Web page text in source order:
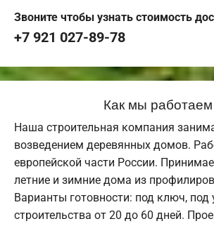
Звоните чтобы узнать стоимость
+7 921 027-89-78
Как мы работаем
Наша строительная компания
возведением деревянных домов.
европейской части России.
летние и зимние дома из
Варианты готовности: под ключ, под
строительства от 20 до 60 дней.